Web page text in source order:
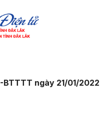
BTTTT ngày 21/01/2022